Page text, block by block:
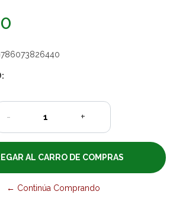
- +
← Continúa Comprando